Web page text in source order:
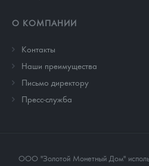
О КОМПАНИИ
Контакты
Наши преимущества
Письмо директору
Пресс-служба
ООО "Золотой Монетный Дом"